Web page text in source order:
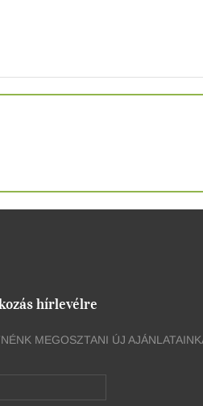
hírlevélre
MEGOSZTANI ÚJ